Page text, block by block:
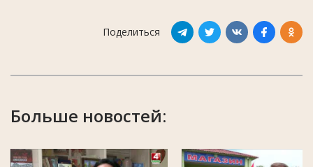
Поделиться
Больше новостей: